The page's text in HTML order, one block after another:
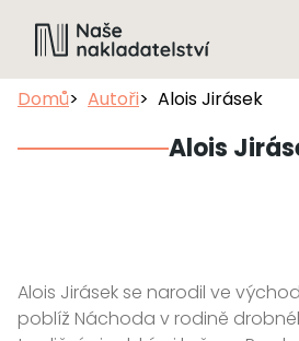
Domů Autoři Alois Jirásek
Alois
Alois Jirásek se narodil ve
poblíž Náchoda v rodině